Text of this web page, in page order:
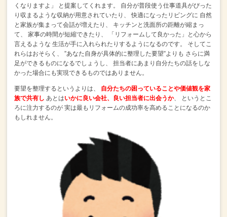
くなりますよ」
と提案してくれます。
自分が普段使う仕事道具がぴった
り収まるような収納が用意されていたり、
快適になったリビングに 自然
と家族が集まって会話が増えたり、
キッチンと洗面所の距離が縮まっ
て、
家事の時間が短縮できたり、
「リフォームして良かった」と心から
言えるような 生活が手に入れられたりするようになるのです。
そしてこ
れらはおそらく、
”あなた自身が具体的に整理した要望”よりも さらに満
足ができるものになるでしょうし、
担当者にあまり自分たちの話をしな
かった場合にも実現できるものではありません。
要望を整理するというよりは、
自分たちの困っていることや価値観を家
族で共有し あとはいかに良い会社、良い担当者に出会うか、
というとこ
ろに注力するのが 実は最もリフォームの成功率を高めることになるのか
もしれません。